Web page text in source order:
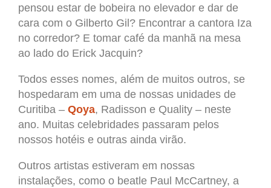
pensou estar de bobeira no elevador e dar de
cara com o Gilberto Gil? Encontrar a cantora Iza
no corredor? E tomar café da manhã na mesa
ao lado do Erick Jacquin?
Todos esses nomes, além de muitos outros, se
hospedaram em uma de nossas unidades de
Curitiba – Qoya, Radisson e Quality – neste
ano. Muitas celebridades passaram pelos
nossos hotéis e outras ainda virão.
Outros artistas estiveram em nossas
instalações, como o beatle Paul McCartney, a